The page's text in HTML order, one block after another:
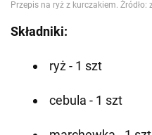
Składniki:
ryż - 1 szt
cebula - 1 szt